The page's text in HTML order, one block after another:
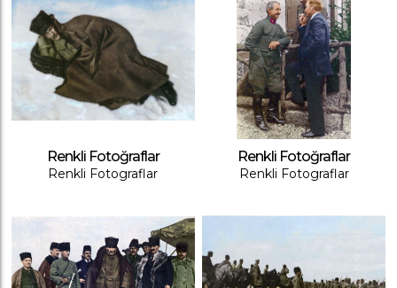
Renkli Fotoğraflar
Renkli Fotograflar
Renkli Fotoğraflar
Renkli Fotograflar